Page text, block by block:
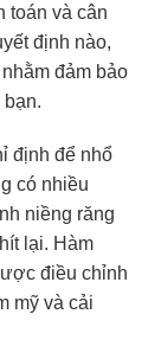
toán và cân
định nào,
đảm bảo
định để nhổ
có nhiều
niềng răng
lại. Hàm
điều chỉnh
mỹ và cải